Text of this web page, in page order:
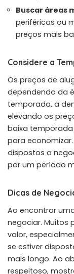
Buscar áreas
periféricas ou
preços mais
Considere a
Os preços de
dependendo da
temporada, a
elevando os
baixa
para
dispostos a
por um período
Dicas de
Ao encontrar
negociar. Muitos
valor,
se estiver
mais longo. Ao
respeitoso,